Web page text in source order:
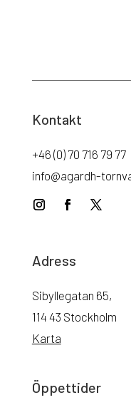
Kontakt
+46 (0) 70 716 79 77
info@agardh-
Adress
Sibyllegatan 65,
114 43 Stockholm
Karta
Öppettider